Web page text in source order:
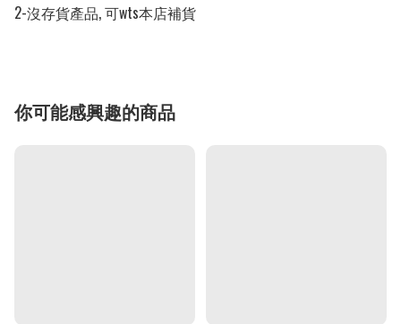
2-沒存貨產品, 可wts本店補貨
你可能感興趣的商品